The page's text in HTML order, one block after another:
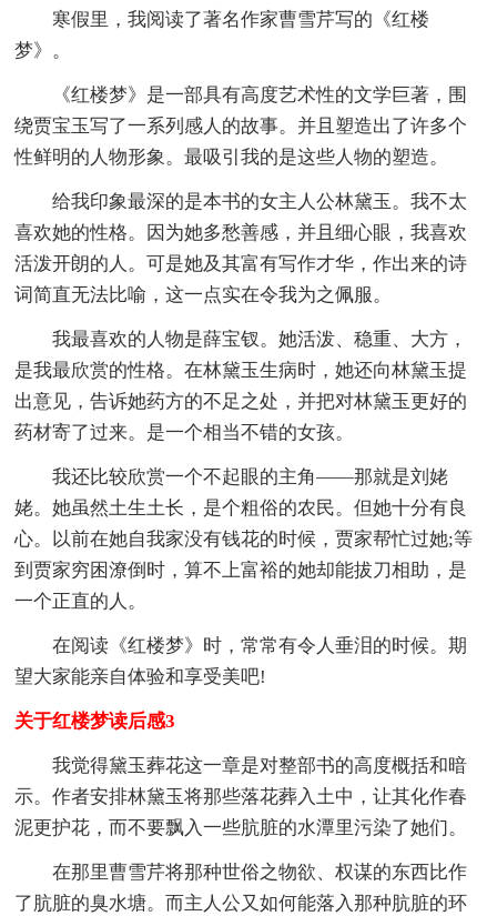
寒假里，我阅读了著名作家曹雪芹写的《红楼
梦》。
《红楼梦》是一部具有高度艺术性的文学巨著，围
绕贾宝玉写了一系列感人的故事。并且塑造出了许多个
性鲜明的人物形象。最吸引我的是这些人物的塑造。
给我印象最深的是本书的女主人公林黛玉。我不太
喜欢她的性格。因为她多愁善感，并且细心眼，我喜欢
活泼开朗的人。可是她及其富有写作才华，作出来的诗
词简直无法比喻，这一点实在令我为之佩服。
我最喜欢的人物是薛宝钗。她活泼、稳重、大方，
是我最欣赏的性格。在林黛玉生病时，她还向林黛玉提
出意见，告诉她药方的不足之处，并把对林黛玉更好的
药材寄了过来。是一个相当不错的女孩。
我还比较欣赏一个不起眼的主角——那就是刘姥
姥。她虽然土生土长，是个粗俗的农民。但她十分有良
心。以前在她自我家没有钱花的时候，贾家帮忙过她;等
到贾家穷困潦倒时，算不上富裕的她却能拔刀相助，是
一个正直的人。
在阅读《红楼梦》时，常常有令人垂泪的时候。期
望大家能亲自体验和享受美吧!
关于红楼梦读后感3
我觉得黛玉葬花这一章是对整部书的高度概括和暗
示。作者安排林黛玉将那些落花葬入土中，让其化作春
泥更护花，而不要飘入一些肮脏的水潭里污染了她们。
在那里曹雪芹将那种世俗之物欲、权谋的东西比作
了肮脏的臭水塘。而主人公又如何能落入那种肮脏的环